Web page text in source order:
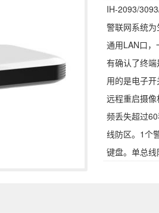
IH-2093/
警联网系统
通用LAN口
有确认了终
用的是电子
远程重启摄
频丢失超过
线防区。1个
键盘。单总